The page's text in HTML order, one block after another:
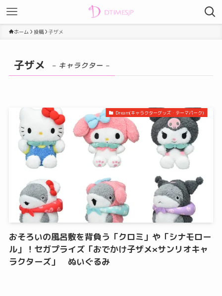
ホーム 投稿 子ザメ
子ザメ – キャラクター –
Dream(キャラクターグッズ・テーマパーク)
おそろいの風呂敷を背負う「クロミ」や「シナモロー
ル」！セガプライズ「おでかけ子ザメ×サンリオキャ
ラクターズ」 ぬいぐるみ